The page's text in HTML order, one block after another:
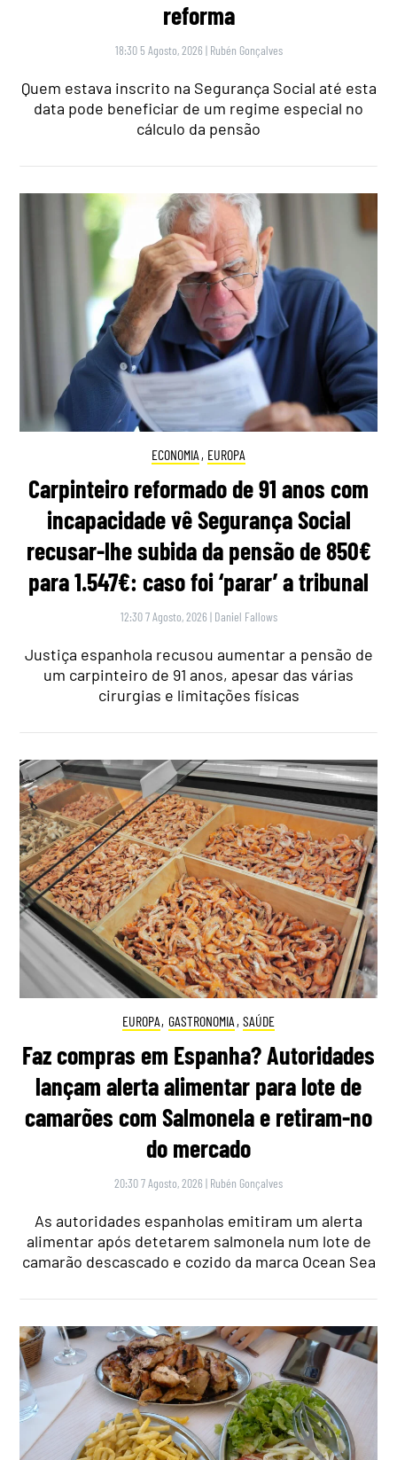
reforma
18:30 5 Agosto, 2026 | Rubén Gonçalves
Quem estava inscrito na Segurança Social até esta
data pode beneficiar de um regime especial no
cálculo da pensão
ECONOMIA , EUROPA
Carpinteiro reformado de 91 anos com
incapacidade vê Segurança Social
recusar-lhe subida da pensão de 850€
para 1.547€: caso foi ‘parar’ a tribunal
12:30 7 Agosto, 2026 | Daniel Fallows
Justiça espanhola recusou aumentar a pensão de
um carpinteiro de 91 anos, apesar das várias
cirurgias e limitações físicas
EUROPA, GASTRONOMIA , SAÚDE
Faz compras em Espanha? Autoridades
lançam alerta alimentar para lote de
camarões com Salmonela e retiram-no
do mercado
20:30 7 Agosto, 2026 | Rubén Gonçalves
As autoridades espanholas emitiram um alerta
alimentar após detetarem salmonela num lote de
camarão descascado e cozido da marca Ocean Sea